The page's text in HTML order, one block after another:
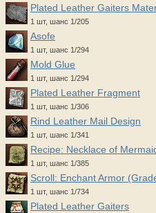
Plated Leather Gaiters
1 шт, шанс 1/205
Asofe
1 шт, шанс 1/294
Mold Glue
1 шт, шанс 1/294
Plated Leather Fragment
1 шт, шанс 1/306
Rind Leather Mail Design
1 шт, шанс 1/341
Recipe: Necklace of
1 шт, шанс 1/385
Scroll: Enchant Armor
1 шт, шанс 1/734
Plated Leather Gaiters